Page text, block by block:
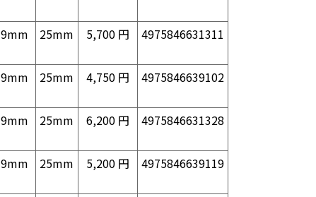
9mm 25mm 5,700 円 4975846631311
9mm 25mm 4,750 円 4975846639102
9mm 25mm 6,200 円 4975846631328
9mm 25mm 5,200 円 4975846639119